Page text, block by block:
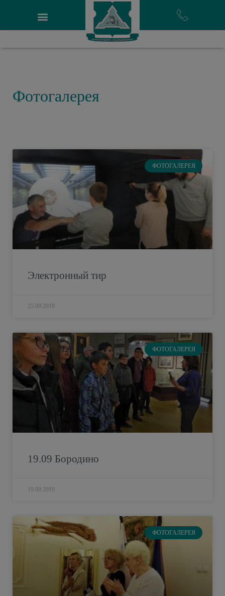
Фотогалерея
ФОТОГАЛЕРЕЯ
Электронный тир
25.09.2019
ФОТОГАЛЕРЕЯ
19.09 Бородино
19.09.2019
ФОТОГАЛЕРЕЯ